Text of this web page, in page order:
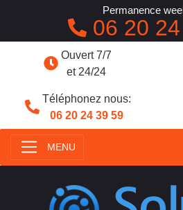
Ouvert 7/7
et 24/24
Téléphonez nous:
06 20 24 39 59
MENU
Permanence
06 20